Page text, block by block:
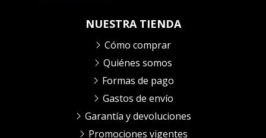
NUESTRA TIENDA
Cómo comprar
Quiénes somos
Formas de pago
Gastos de envío
Garantía y devoluciones
Promociones vigentes